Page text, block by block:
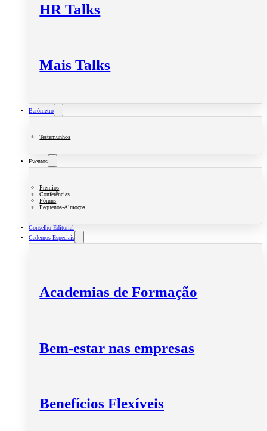
HR Talks
Mais Talks
Barómetro
Testemunhos
Eventos
Prémios
Conferências
Fóruns
Pequenos-Almoços
Conselho Editorial
Cadernos Especiais
Academias de Formação
Bem-estar nas empresas
Benefícios Flexíveis